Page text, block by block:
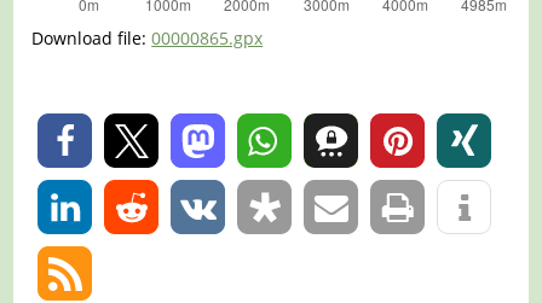
Download file:00000865.gpx
0
0